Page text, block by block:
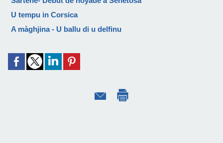
U tempu in Corsica
A màghjina - U ballu di u delfinu